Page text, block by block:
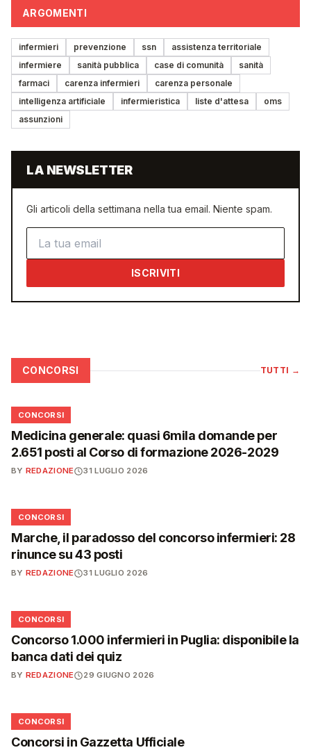
ARGOMENTI
infermieri prevenzione ssn
assistenza territoriale
infermiere
sanità pubblica case di comunità
sanità
farmaci
carenza infermieri
carenza personale
intelligenza artificiale
infermieristica liste d'attesa
oms
assunzioni
LA NEWSLETTER
Gli articoli della settimana nella tua email. Niente spam.
ISCRIVITI
CONCORSI TUTTI →
📋
CONCORSI
Medicina generale: quasi 6mila domande per
2.651 posti al Corso di formazione 2026-2029
BY REDAZIONE 31 LUGLIO 2026
📋
CONCORSI
Marche, il paradosso del concorso infermieri: 28
rinunce su 43 posti
BY REDAZIONE 31 LUGLIO 2026
📋
CONCORSI
Concorso 1.000 infermieri in Puglia: disponibile la
banca dati dei quiz
BY REDAZIONE 29 GIUGNO 2026
📋
CONCORSI
Concorsi in Gazzetta Ufficiale